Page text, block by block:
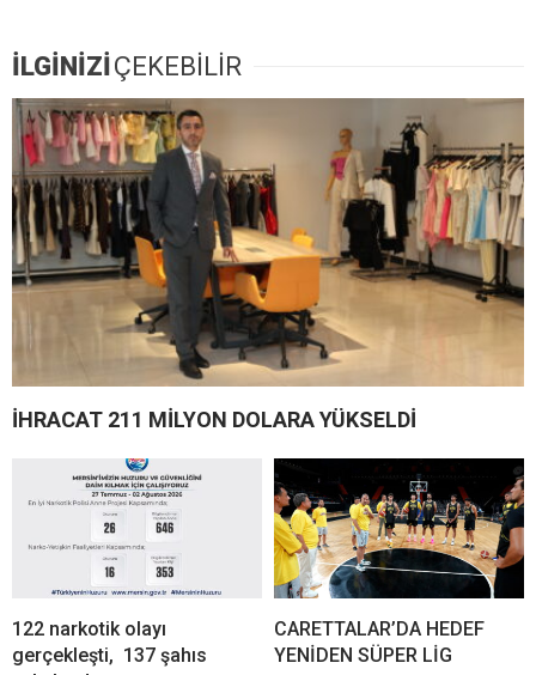
İLGİNİZİÇEKEBİLİR
İHRACAT 211 MİLYON DOLARA YÜKSELDİ
122 narkotik olayı
gerçekleşti, 137 şahıs
CARETTALAR’DA HEDEF
YENİDEN SÜPER LİG